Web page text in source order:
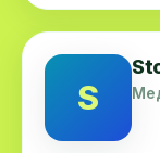
S